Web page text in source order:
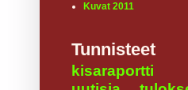
Kuvat 2011
Tunnisteet
kisaraportti